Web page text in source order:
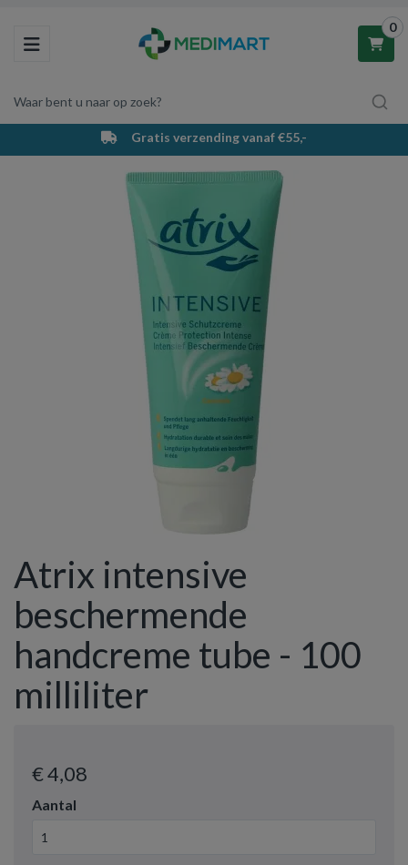
Toggle navigation
Waar bent u naar op zoek?
0
Winkelwagen
Uw winkelwagen is leeg.
Vul hem met producten.
Gratis verzending vanaf €55,-
Atrix intensive
beschermende
handcreme tube - 100
milliliter
€ 4,08
Aantal